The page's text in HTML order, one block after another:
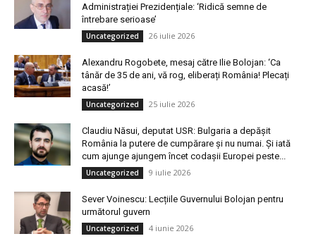
Administrației Prezidențiale: ‘Ridică semne de
întrebare serioase’
Uncategorized 26 iulie 2026
Alexandru Rogobete, mesaj către Ilie Bolojan: ‘Ca
tânăr de 35 de ani, vă rog, eliberați România! Plecați
acasă!’
Uncategorized 25 iulie 2026
Claudiu Năsui, deputat USR: Bulgaria a depășit
România la putere de cumpărare și nu numai. Și iată
cum ajunge ajungem încet codașii Europei peste...
Uncategorized 9 iulie 2026
Sever Voinescu: Lecțiile Guvernului Bolojan pentru
următorul guvern
Uncategorized 4 iunie 2026